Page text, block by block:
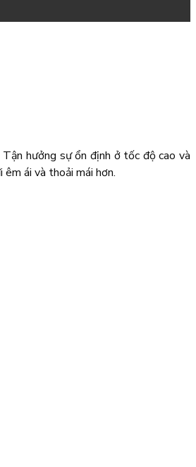
hưởng sự ổn định ở tốc độ cao và
ái và thoải mái hơn.